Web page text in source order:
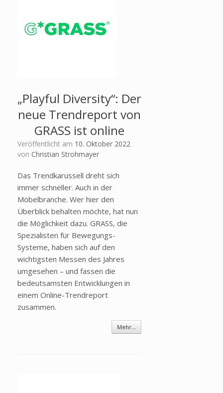
„Playful Diversity“: Der
neue Trendreport von
GRASS ist online
Veröffentlicht am 10. Oktober 2022
von Christian Strohmayer
Das Trendkarussell dreht sich
immer schneller. Auch in der
Möbelbranche. Wer hier den
Überblick behalten möchte, hat nun
die Möglichkeit dazu. GRASS, die
Spezialisten für Bewegungs-
Systeme, haben sich auf den
wichtigsten Messen des Jahres
umgesehen – und fassen die
bedeutsamsten Entwicklungen in
einem Online-Trendreport
zusammen.
Mehr...